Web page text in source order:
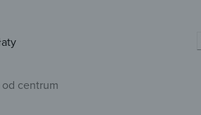
centrum